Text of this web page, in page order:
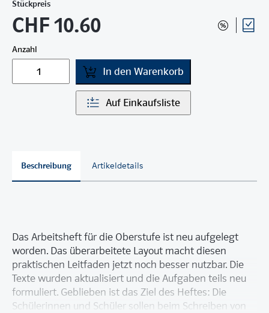
Stückpreis
CHF 10.60
Anzahl
In den Warenkorb
Auf Einkaufsliste
Beschreibung Artikeldetails
Das Arbeitsheft für die Oberstufe ist neu aufgelegt
worden. Das überarbeitete Layout macht diesen
praktischen Leitfaden jetzt noch besser nutzbar. Die
Texte wurden aktualisiert und die Aufgaben teils neu
formuliert. Geblieben ist das Ziel des Heftes: Die
Schülerinnen und Schüler sollen beim Schreiben von